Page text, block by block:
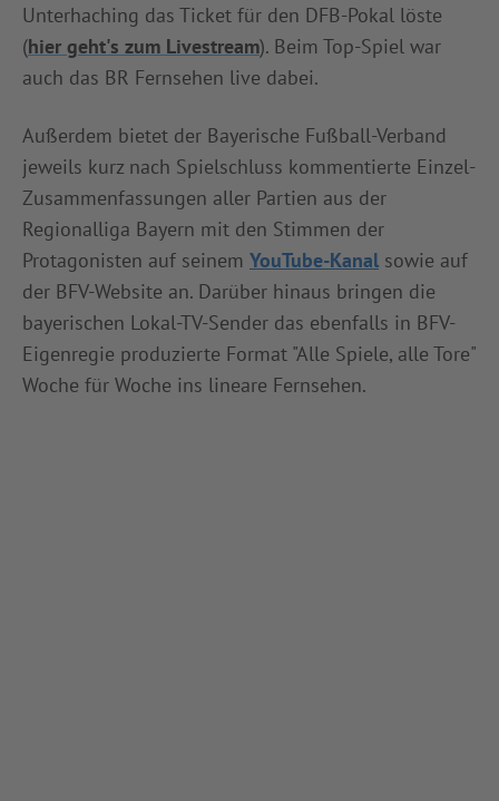
Unterhaching das Ticket für den DFB-Pokal löste
(hier geht's zum Livestream). Beim Top-Spiel war
auch das BR Fernsehen live dabei.
Außerdem bietet der Bayerische Fußball-Verband
jeweils kurz nach Spielschluss kommentierte Einzel-
Zusammenfassungen aller Partien aus der
Regionalliga Bayern mit den Stimmen der
Protagonisten auf seinem YouTube-Kanal sowie auf
der BFV-Website an. Darüber hinaus bringen die
bayerischen Lokal-TV-Sender das ebenfalls in BFV-
Eigenregie produzierte Format "Alle Spiele, alle Tore"
Woche für Woche ins lineare Fernsehen.